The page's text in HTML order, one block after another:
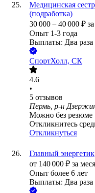
Медицинская
(подработка)
30 000 – 40 000 ₽
Опыт 1-3 года
Выплаты: Два раза
СпортХолл, СК
4.6
•
5 отзывов
Пермь, р-н
Можно без резюме
Откликнитесь
Откликнуться
Главный энергетик
от 140 000 ₽ за
Опыт более 6 лет
Выплаты: Два раза